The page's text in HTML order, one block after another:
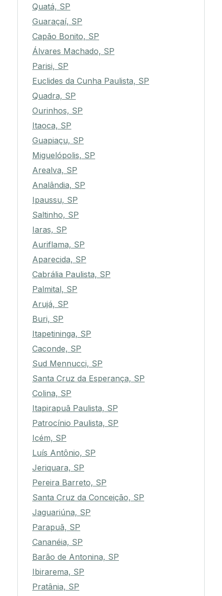
Quatá, SP
Guaraçaí, SP
Capão Bonito, SP
Álvares Machado, SP
Parisi, SP
Euclides da Cunha Paulista, SP
Quadra, SP
Ourinhos, SP
Itaoca, SP
Guapiaçu, SP
Miguelópolis, SP
Arealva, SP
Analândia, SP
Ipaussu, SP
Saltinho, SP
Iaras, SP
Auriflama, SP
Aparecida, SP
Cabrália Paulista, SP
Palmital, SP
Arujá, SP
Buri, SP
Itapetininga, SP
Caconde, SP
Sud Mennucci, SP
Santa Cruz da Esperança, SP
Colina, SP
Itapirapuã Paulista, SP
Patrocínio Paulista, SP
Icém, SP
Luís Antônio, SP
Jeriquara, SP
Pereira Barreto, SP
Santa Cruz da Conceição, SP
Jaguariúna, SP
Parapuã, SP
Cananéia, SP
Barão de Antonina, SP
Ibirarema, SP
Pratânia, SP